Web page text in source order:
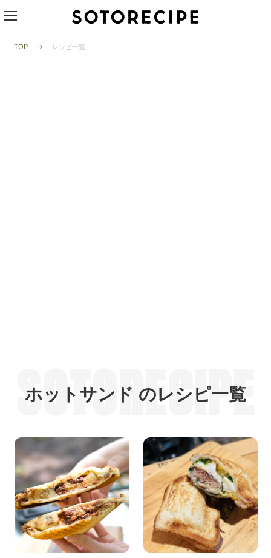
TOP レシピ一覧
SOTORECIPE
ホットサンド のレシピ一覧